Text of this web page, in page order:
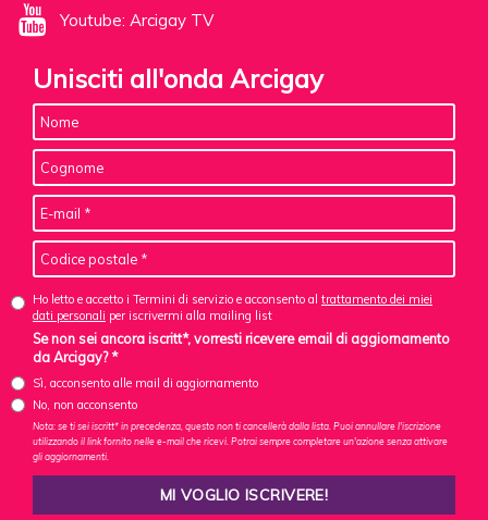
Youtube: Arcigay TV
Unisciti all'onda Arcigay
Ho letto e accetto i Termini di servizio e acconsento al trattamento dei miei
dati personali per iscrivermi alla mailing list
Se non sei ancora iscritt*, vorresti ricevere email di aggiornamento
da Arcigay? *
Sì, acconsento alle mail di aggiornamento
No, non acconsento
Nota: se ti sei iscritt* in precedenza, questo non ti cancellerà dalla lista. Puoi annullare l'iscrizione
utilizzando il link fornito nelle e-mail che ricevi. Potrai sempre completare un'azione senza attivare
gli aggiornamenti.